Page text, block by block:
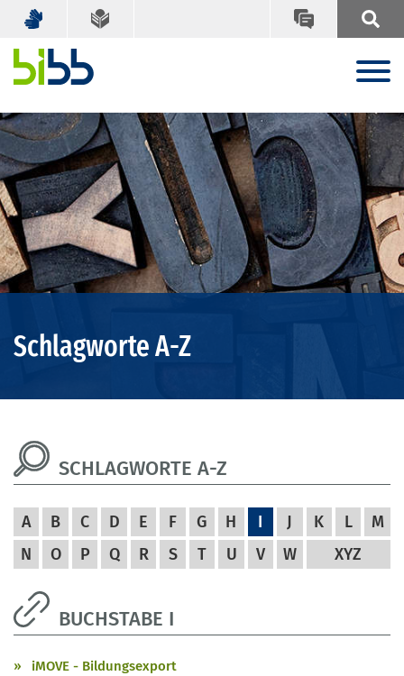
Schlagworte A-Z
SCHLAGWORTE A-Z
A B C D E F G H I J K L
M
N
O P Q R S T U V W XYZ
BUCHSTABE I
iMOVE - Bildungsexport